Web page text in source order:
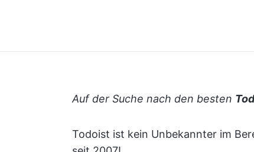
Auf der Suche nach den besten
Todoist ist kein Unbekannter im